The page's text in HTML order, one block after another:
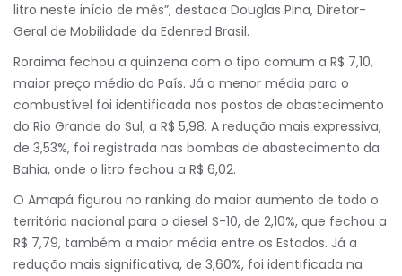
litro neste início de mês”, destaca Douglas Pina, Diretor-
Geral de Mobilidade da Edenred Brasil.
Roraima fechou a quinzena com o tipo comum a R$ 7,10,
maior preço médio do País. Já a menor média para o
combustível foi identificada nos postos de abastecimento
do Rio Grande do Sul, a R$ 5,98. A redução mais expressiva,
de 3,53%, foi registrada nas bombas de abastecimento da
Bahia, onde o litro fechou a R$ 6,02.
O Amapá figurou no ranking do maior aumento de todo o
território nacional para o diesel S-10, de 2,10%, que fechou a
R$ 7,79, também a maior média entre os Estados. Já a
redução mais significativa, de 3,60%, foi identificada na